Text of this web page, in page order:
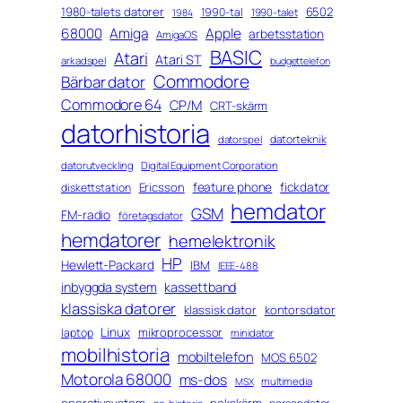
1980-talets datorer 1984 1990-tal 1990-talet 6502
68000 Amiga AmigaOS Apple arbetsstation
arkadspel Atari Atari ST BASIC budgettelefon
Bärbar dator Commodore
Commodore 64 CP/M CRT-skärm
datorhistoria datorspel datorteknik
datorutveckling Digital Equipment Corporation
diskettstation Ericsson feature phone fickdator
FM-radio
företagsdator GSM hemdator
hemdatorer hemelektronik
Hewlett-Packard HP IBM IEEE-488
inbyggda system kassettband
klassiska datorer klassisk dator kontorsdator
laptop Linux mikroprocessor minidator
mobilhistoria mobiltelefon MOS 6502
Motorola 68000 ms-dos MSX multimedia